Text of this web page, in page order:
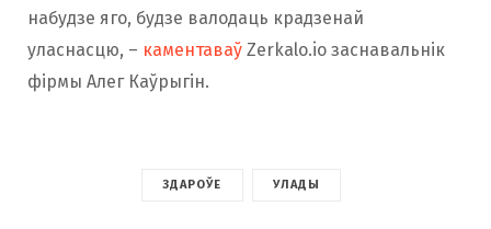
набудзе яго, будзе валодаць крадзенай
уласнасцю, – каментаваў Zerkalo.io заснавальнік
фірмы Алег Каўрыгін.
ЗДАРОЎЕ УЛАДЫ